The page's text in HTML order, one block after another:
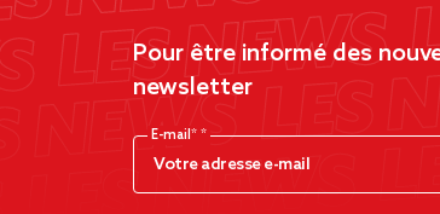
Pour être informé des
newsletter
E-mail*